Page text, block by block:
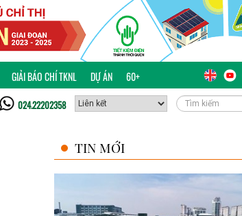
GIẢI BÁO CHÍ TKNL DỰ ÁN 60+
024.22202358
TIN MỚI